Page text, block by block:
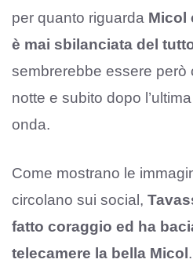
per quanto riguarda Micol
è mai sbilanciata del
sembrerebbe essere però
notte e subito dopo
onda.
Come mostrano le
circolano sui social,
fatto coraggio ed ha
telecamere la bella Micol